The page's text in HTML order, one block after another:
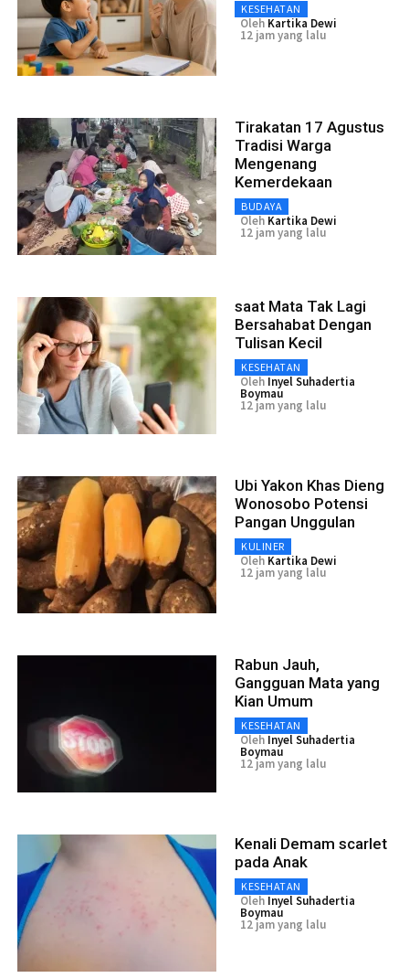
KESEHATAN
Oleh Kartika Dewi
12 jam yang lalu
Tirakatan 17 Agustus
Tradisi Warga
Mengenang
Kemerdekaan
BUDAYA
Oleh Kartika Dewi
12 jam yang lalu
saat Mata Tak Lagi
Bersahabat Dengan
Tulisan Kecil
KESEHATAN
Oleh Inyel Suhadertia
Boymau
12 jam yang lalu
Ubi Yakon Khas Dieng
Wonosobo Potensi
Pangan Unggulan
KULINER
Oleh Kartika Dewi
12 jam yang lalu
Rabun Jauh,
Gangguan Mata yang
Kian Umum
KESEHATAN
Oleh Inyel Suhadertia
Boymau
12 jam yang lalu
Kenali Demam scarlet
pada Anak
KESEHATAN
Oleh Inyel Suhadertia
Boymau
12 jam yang lalu